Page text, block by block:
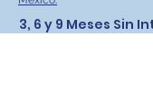
3, 6 y 9 Meses Sin